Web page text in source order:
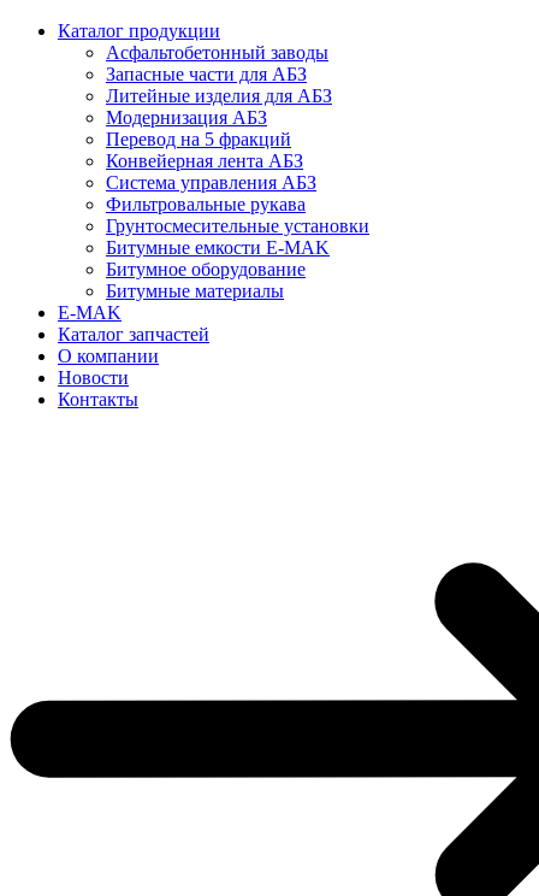
Каталог продукции
Асфальтобетонный заводы
Запасные части для АБЗ
Литейные изделия для АБЗ
Модернизация АБЗ
Перевод на 5 фракций
Конвейерная лента АБЗ
Система управления АБЗ
Фильтровальные рукава
Грунтосмесительные установки
Битумные емкости E-MAK
Битумное оборудование
Битумные материалы
E-MAK
Каталог запчастей
О компании
Новости
Контакты